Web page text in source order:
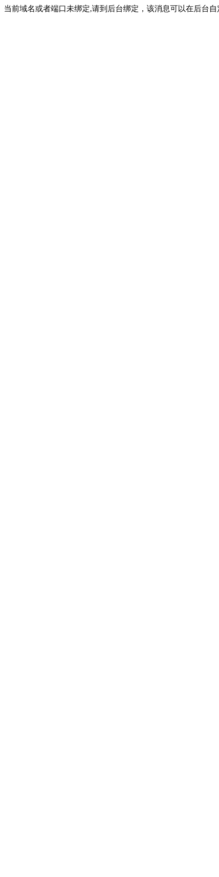
当前域名或者端口未绑定,请到后台绑定，该消息可以在后台自